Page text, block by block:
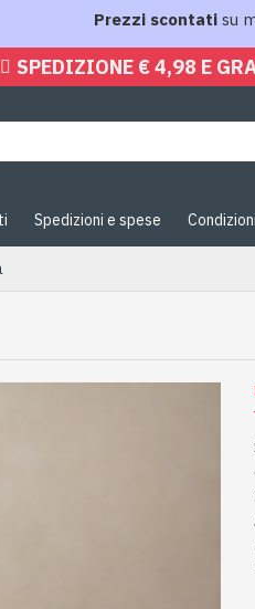
Prezzi scontati su
SPEDIZIONE € 4,98 E
Spedizioni e spese